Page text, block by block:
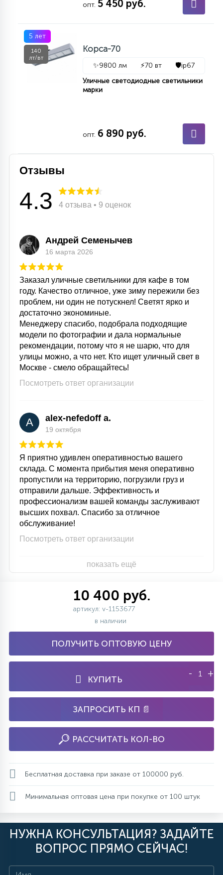
АКСЕССУАРЫ
опт. 5 450 руб.
5 лет
140
лт/вт
Корса-70
✨9800 лм ⚡70 вт 🛡️ip67
Уличные светодиодные светильники
марки
опт. 6 890 руб.
Отзывы
4.3 4 отзыва • 9 оценок
Андрей Семенычев
16 марта 2026
Заказал уличные светильники для кафе в том
году. Качество отличное, уже зиму пережили без
проблем, ни один не потускнел! Светят ярко и
достаточно экономиные.
Менеджеру спасибо, подобрала подходящие
модели по фотографии и дала нормальные
рекомендации, потому что я не шарю, что для
улицы можно, а что нет. Кто ищет уличный свет в
Москве - смело обращайтесь!
Посмотреть ответ организации
A alex-nefedoff a.
19 октября
Я приятно удивлен оперативностью вашего
склада. С момента прибытия меня оперативно
пропустили на территорию, погрузили груз и
отправили дальше. Эффективность и
профессионализм вашей команды заслуживают
высших похвал. Спасибо за отличное
обслуживание!
Посмотреть ответ организации
показать ещё
10 400 руб.
артикул: v-1153677
в наличии
ПОЛУЧИТЬ ОПТОВУЮ ЦЕНУ
КУПИТЬ
- +
ЗАПРОСИТЬ КП 📄
РАССЧИТАТЬ КОЛ-ВО
Бесплатная доставка при заказе от 100000 руб.
Минимальная оптовая цена при покупке от 100 штук
НУЖНА КОНСУЛЬТАЦИЯ? ЗАДАЙТЕ
ВОПРОС ПРЯМО СЕЙЧАС!